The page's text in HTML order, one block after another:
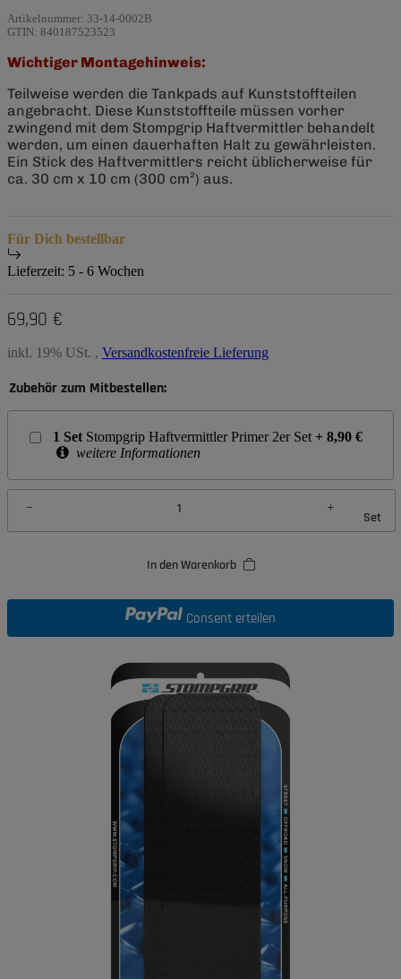
Artikelnummer: 33-14-0002B
GTIN: 840187523523
Wichtiger Montagehinweis:
Teilweise werden die Tankpads auf Kunststoffteilen
angebracht. Diese Kunststoffteile müssen vorher
zwingend mit dem Stompgrip Haftvermittler behandelt
werden, um einen dauerhaften Halt zu gewährleisten.
Ein Stick des Haftvermittlers reicht üblicherweise für
ca. 30 cm x 10 cm (300 cm²) aus.
Für Dich bestellbar
Lieferzeit: 5 - 6 Wochen
69,90 €
inkl. 19% USt. , Versandkostenfreie Lieferung
Zubehör zum Mitbestellen:
1 Set Stompgrip Haftvermittler Primer 2er Set + 8,90 €
weitere Informationen
Set
In den Warenkorb
Consent erteilen